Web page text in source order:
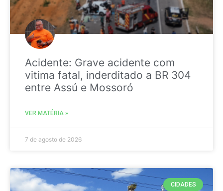
Acidente: Grave acidente com
vitima fatal, inderditado a BR 304
entre Assú e Mossoró
VER MATÉRIA »
7 de agosto de 2026
CIDADES